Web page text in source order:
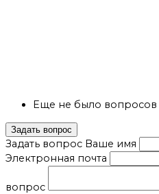
Еще не было вопросов
Задать вопрос
Задать вопрос Ваше имя
Электронная почта
вопрос